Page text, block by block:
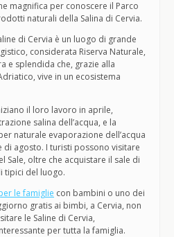
magnifica per conoscere il Parco
naturali della Salina di Cervia.
di Cervia è un luogo di grande
considerata Riserva Naturale,
e splendida che, grazie alla
vive in un ecosistema
il loro lavoro in aprile,
salina dell’acqua, e la
naturale evaporazione dell’acqua
di agosto. I turisti possono visitare
Sale, oltre che acquistare il sale di
tipici del luogo.
le famiglie con bambini o uno dei
gratis ai bimbi, a Cervia, non
le Saline di Cervia,
per tutta la famiglia.